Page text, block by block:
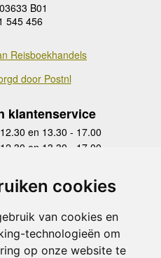
cookies
van cookies en
technologieën om
op onze website te
B01
545 456
Reisboekhandels
door Postnl
klantenservice
en 13.30 - 17.00
en 13.30 - 17.00
12.30 en 13.30 - 17.00
en 13.30 - 17.00
gesloten
gesloten